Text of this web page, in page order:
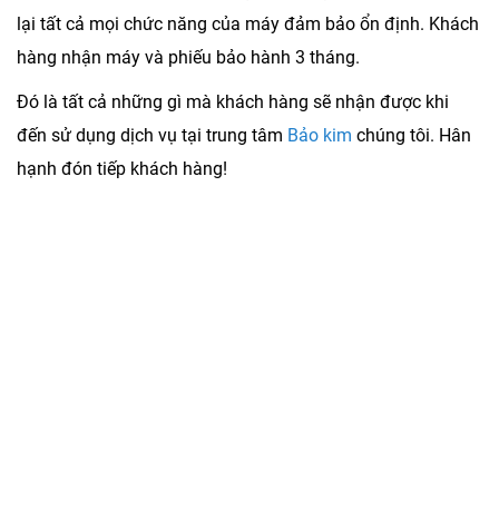
lại tất cả mọi chức năng của máy đảm bảo ổn định. Khách
hàng nhận máy và phiếu bảo hành 3 tháng.
Đó là tất cả những gì mà khách hàng sẽ nhận được khi
đến sử dụng dịch vụ tại trung tâm Bảo kim chúng tôi. Hân
hạnh đón tiếp khách hàng!